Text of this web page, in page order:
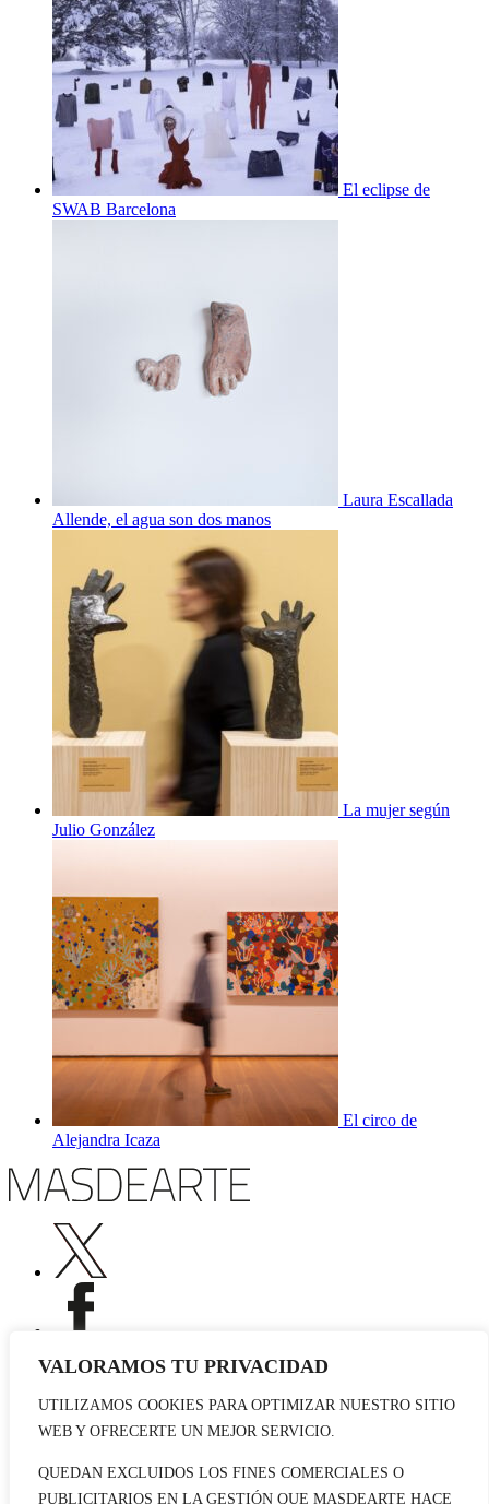
VALORAMOS TU PRIVACIDAD
UTILIZAMOS COOKIES PARA OPTIMIZAR NUESTRO SITIO
WEB Y OFRECERTE UN MEJOR SERVICIO.
QUEDAN EXCLUIDOS LOS FINES COMERCIALES O
PUBLICITARIOS EN LA GESTIÓN QUE MASDEARTE HACE
El eclipse de
SWAB Barcelona
Laura Escallada
Allende, el agua son dos manos
La mujer según
Julio González
El circo de
Alejandra Icaza
Publicidad
Contacto